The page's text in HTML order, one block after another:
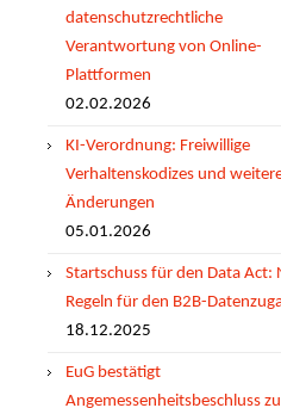
datenschutzrechtliche
Verantwortung von Online-
Plattformen
02.02.2026
KI-Verordnung: Freiwillige
Verhaltenskodizes und
Änderungen
05.01.2026
Startschuss für den Data Act:
Regeln für den B2B-
18.12.2025
EuG bestätigt
Angemessenheitsbeschluss